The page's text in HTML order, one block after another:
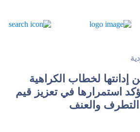
إدانتها لخطاب الكراهية
استمرارها في تعزيز قيم
والعنف